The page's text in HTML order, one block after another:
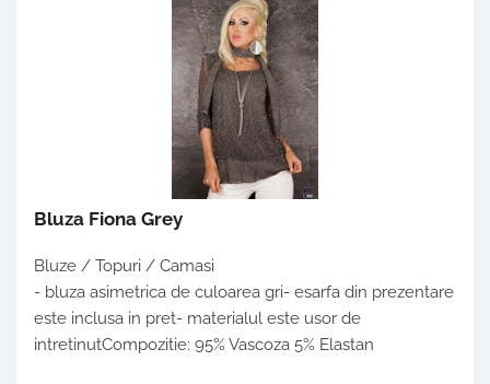
Bluza Fiona Grey
Bluze / Topuri / Camasi
- bluza asimetrica de culoarea gri- esarfa din prezentare
este inclusa in pret- materialul este usor de
intretinutCompozitie: 95% Vascoza 5% Elastan